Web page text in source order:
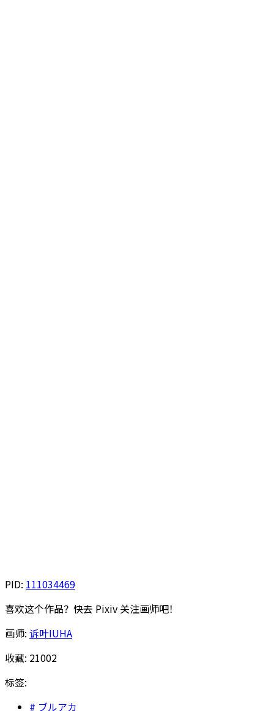
PID: 111034469
喜欢这个作品？快去 Pixiv 关注画师吧！
画师: 诉叶IUHA
收藏: 21002
标签:
ブルアカ